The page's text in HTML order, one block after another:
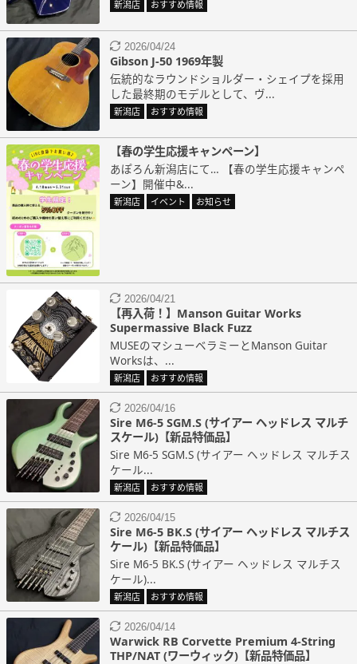
新潟店 おすすめ情報
2026/04/24
Gibson J-50 1969年製
伝統的なラウンドショルダー・シェイプを採用
した最終期のモデルとして、ヴ...
新潟店 おすすめ情報
【春の学生応援キャンペーン】
あぽろん新潟店にて… 【春の学生応援キャンペ
ーン】開催中&...
新潟店 イベント お知らせ
2026/04/21
【再入荷！】Manson Guitar Works
Supermassive Black Fuzz
MUSEのマシューベラミーとManson Guitar
Worksは、...
新潟店 おすすめ情報
2026/04/16
Sire M6-5 SGM.S (サイアー ヘッドレス マルチ
スケール)【新品特価品】
Sire M6-5 SGM.S (サイアー ヘッドレス マルチス
ケール...
新潟店 おすすめ情報
2026/04/15
Sire M6-5 BK.S (サイアー ヘッドレス マルチス
ケール)【新品特価品】
Sire M6-5 BK.S (サイアー ヘッドレス マルチス
ケール)...
新潟店 おすすめ情報
2026/04/14
Warwick RB Corvette Premium 4-String
THP/NAT (ワーウィック)【新品特価品】